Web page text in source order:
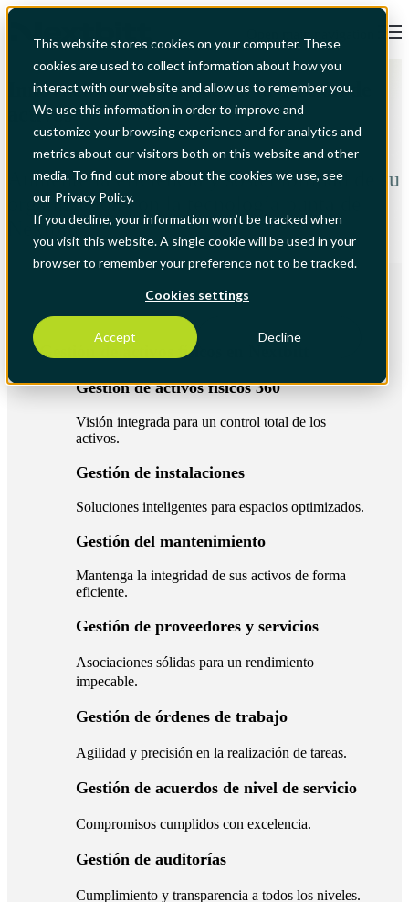
This website stores cookies on your computer. These
cookies are used to collect information about how you
interact with our website and allow us to remember you.
We use this information in order to improve and
customize your browsing experience and for analytics and
metrics about our visitors both on this website and other
media. To find out more about the cookies we use, see
our Privacy Policy.
If you decline, your information won’t be tracked when
you visit this website. A single cookie will be used in your
browser to remember your preference not to be tracked.
Cookies settings
Accept Decline
Innovación tecnológica en la gestión de
activos
Aumente la eficiencia y sostenibilidad de su
organización con la tecnología punta de
Nextbitt
Gestión de activos físicos en Nextbitt
Gestión de activos físicos 360
Visión integrada para un control total de los
activos.
Gestión de instalaciones
Soluciones inteligentes para espacios optimizados.
Gestión del mantenimiento
Mantenga la integridad de sus activos de forma
eficiente.
Gestión de proveedores y servicios
Asociaciones sólidas para un rendimiento
impecable.
Gestión de órdenes de trabajo
Agilidad y precisión en la realización de tareas.
Gestión de acuerdos de nivel de servicio
Compromisos cumplidos con excelencia.
Gestión de auditorías
Cumplimiento y transparencia a todos los niveles.